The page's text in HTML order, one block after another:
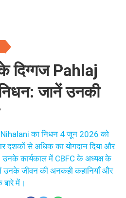
दिग्गज Pahlaj
जानें उनकी
Nihalani का निधन 4 जून 2026 को
दशकों से अधिक का योगदान दिया और
उनके कार्यकाल में CBFC के अध्यक्ष के
उनके जीवन की अनकही कहानियाँ और
बारे में।